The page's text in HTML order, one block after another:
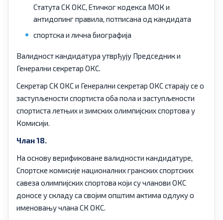
Статута СК ОКС, Етичког кодекса МОК и
антидопинг правила, потписана од кандидата
спортска и лична биографија
Валидност кандидатура утврђују Председник и
Генерални секретар ОКС.
Секретар СК ОКС и Генерални секретар ОКС старају се о
заступљености спортиста оба пола и заступљености
спортиста летњих и зимских олимпијских спортова у
Комисији.
Члан 18.
На основу верификоване валидности кандидатуре,
Спортске комисије националних гранских спортских
савеза олимпијских спортова који су чланови ОКС
доносе у складу са својим општим актима одлуку о
именовању члана СК ОКС.